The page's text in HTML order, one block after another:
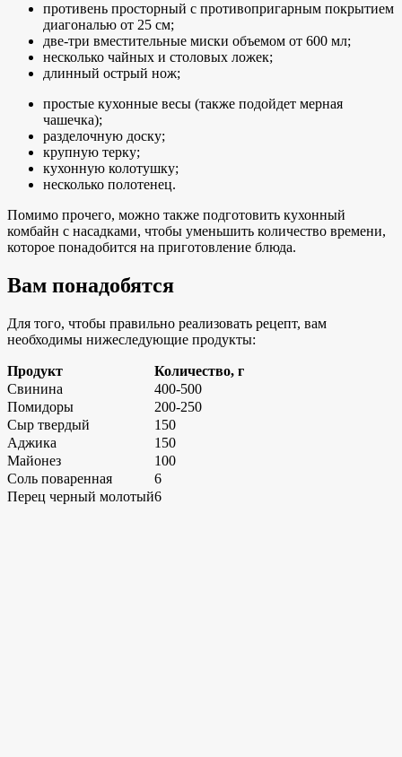
противень просторный с противопригарным покрытием
диагональю от 25 см;
две-три вместительные миски объемом от 600 мл;
несколько чайных и столовых ложек;
длинный острый нож;
простые кухонные весы (также подойдет мерная
чашечка);
разделочную доску;
крупную терку;
кухонную колотушку;
несколько полотенец.
Помимо прочего, можно также подготовить кухонный
комбайн с насадками, чтобы уменьшить количество времени,
которое понадобится на приготовление блюда.
Вам понадобятся
Для того, чтобы правильно реализовать рецепт, вам
необходимы нижеследующие продукты:
Продукт
Количество, г
Свинина
400-500
Помидоры
200-250
Сыр твердый
150
Аджика
150
Майонез
100
Соль поваренная
6
Перец черный молотый6